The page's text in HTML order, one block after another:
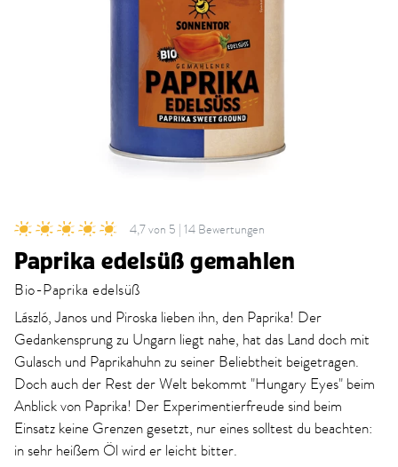
4,7 von 5 | 14 Bewertungen
Paprika edelsüß gemahlen
Bio-Paprika edelsüß
László, Janos und Piroska lieben ihn, den Paprika! Der
Gedankensprung zu Ungarn liegt nahe, hat das Land doch mit
Gulasch und Paprikahuhn zu seiner Beliebtheit beigetragen.
Doch auch der Rest der Welt bekommt "Hungary Eyes" beim
Anblick von Paprika! Der Experimentierfreude sind beim
Einsatz keine Grenzen gesetzt, nur eines solltest du beachten:
in sehr heißem Öl wird er leicht bitter.